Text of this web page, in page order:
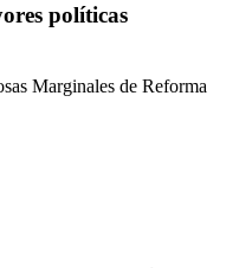
políticas
Marginales de Reforma